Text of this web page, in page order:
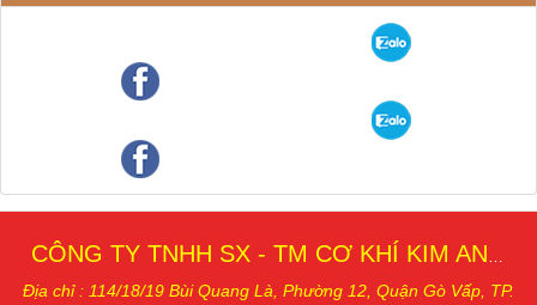
CÔNG TY TNHH SX - TM CƠ KHÍ KIM AN THÁI
Địa chỉ : 114/18/19 Bùi Quang Là, Phường 12, Quận Gò Vấp, TP.